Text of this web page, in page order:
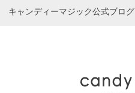
キャンディーマジック公式ブログ